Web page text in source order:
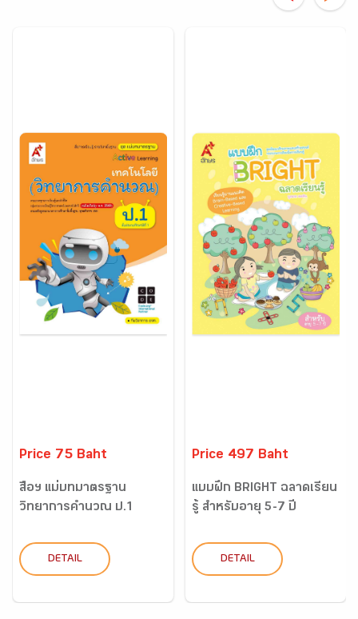
Price 75 Baht
สื่อฯ แม่บทมาตรฐาน
วิทยาการคำนวณ ป.1
DETAIL
Price 497 Baht
แบบฝึก BRIGHT ฉลาดเรียน
รู้ สำหรับอายุ 5-7 ปี
DETAIL